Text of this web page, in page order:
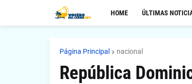
HOME ÚLTIMAS
Página Principal nacional
República